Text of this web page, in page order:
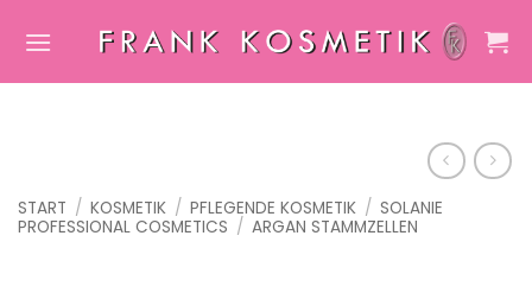
Inhalt
START / KOSMETIK / PFLEGENDE KOSMETIK / SOLANIE
PROFESSIONAL COSMETICS / ARGAN STAMMZELLEN